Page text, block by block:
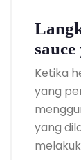
Ketika
yang
yang